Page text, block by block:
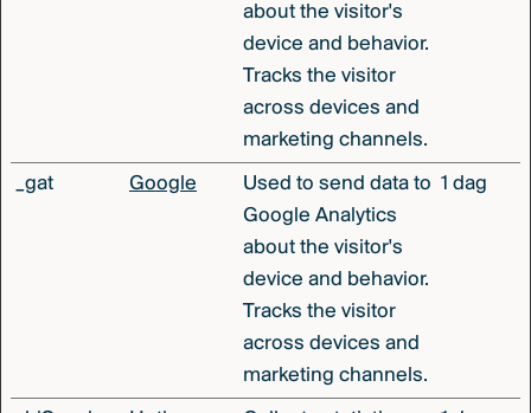
about the visitor's
device and behavior.
Tracks the visitor
across devices and
marketing channels.
_gat Google
Used to send data to
Google Analytics
about the visitor's
device and behavior.
Tracks the visitor
across devices and
marketing channels.
1 dag